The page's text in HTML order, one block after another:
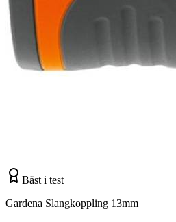
Bäst i test
Gardena Slangkoppling 13mm